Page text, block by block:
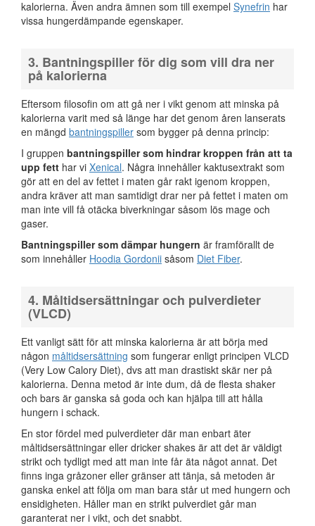
kalorierna. Även andra ämnen som till exempel Synefrin har
vissa hungerdämpande egenskaper.
3. Bantningspiller för dig som vill dra ner
på kalorierna
Eftersom filosofin om att gå ner i vikt genom att minska på
kalorierna varit med så länge har det genom åren lanserats
en mängd bantningspiller som bygger på denna princip:
I gruppen bantningspiller som hindrar kroppen från att ta
upp fett har vi Xenical. Några innehåller kaktusextrakt som
gör att en del av fettet i maten går rakt igenom kroppen,
andra kräver att man samtidigt drar ner på fettet i maten om
man inte vill få otäcka biverkningar såsom lös mage och
gaser.
Bantningspiller som dämpar hungern är framförallt de
som innehåller Hoodia Gordonii såsom Diet Fiber.
4. Måltidsersättningar och pulverdieter
(VLCD)
Ett vanligt sätt för att minska kalorierna är att börja med
någon måltidsersättning som fungerar enligt principen VLCD
(Very Low Calory Diet), dvs att man drastiskt skär ner på
kalorierna. Denna metod är inte dum, då de flesta shaker
och bars är ganska så goda och kan hjälpa till att hålla
hungern i schack.
En stor fördel med pulverdieter där man enbart äter
måltidsersättningar eller dricker shakes är att det är väldigt
strikt och tydligt med att man inte får äta något annat. Det
finns inga gråzoner eller gränser att tänja, så metoden är
ganska enkel att följa om man bara står ut med hungern och
ensidigheten. Håller man en strikt pulverdiet går man
garanterat ner i vikt, och det snabbt.